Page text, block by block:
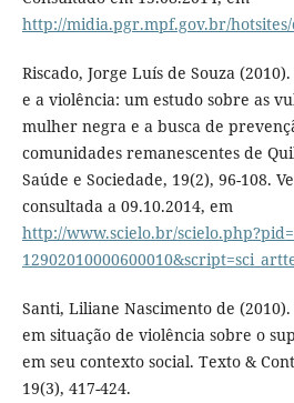
http://midia.pgr.mpf.gov.br/
Riscado, Jorge Luís de Souza
e a violência: um estudo sobre as
mulher negra e a busca de
comunidades remanescentes de
Saúde e Sociedade, 19(2), 96-108.
consultada a 09.10.2014, em
http://www.scielo.br/
Santi, Liliane Nascimento de
em situação de violência sobre o
em seu contexto social. Texto &
19(3), 417-424.